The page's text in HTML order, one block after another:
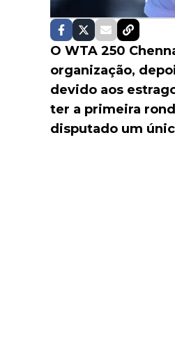
O WTA 250
organização,
devido aos
ter a primeira
disputado um